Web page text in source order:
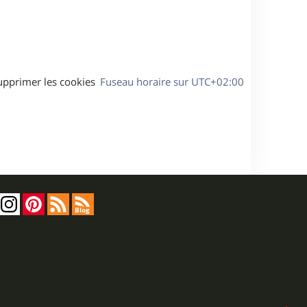
Fuseau horaire sur UTC+02:00
les cookies